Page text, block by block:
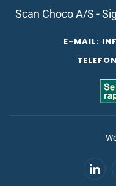
Scan Choco A/S -
E-MAIL: